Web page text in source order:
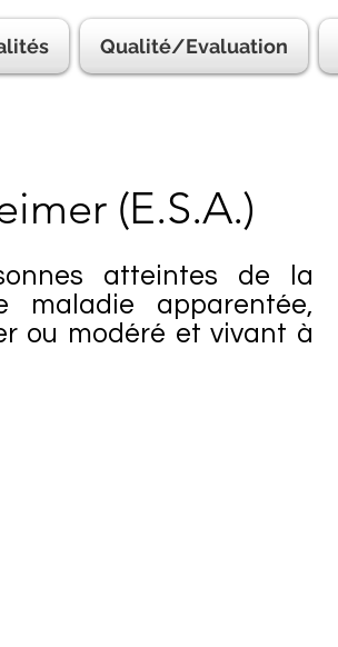
Qualité/Evaluation
atteintes de la
maladie apparentée,
ou modéré et vivant à
(E.S.A.)